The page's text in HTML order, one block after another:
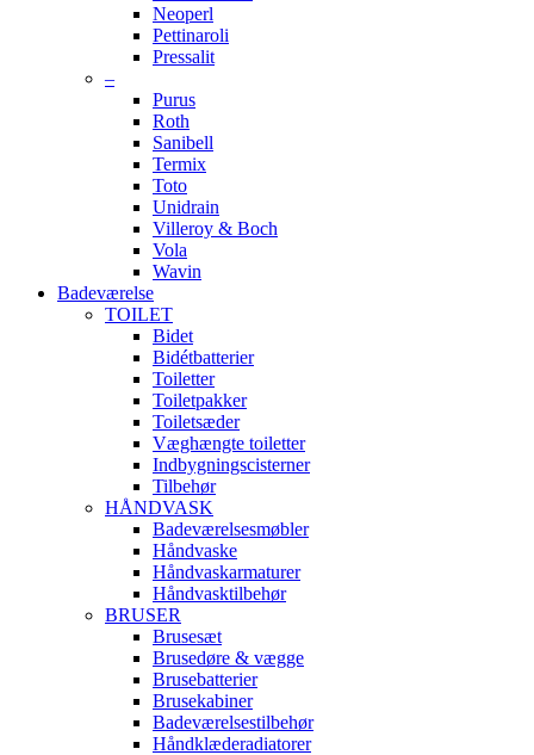
Neoperl
Pettinaroli
Pressalit
–
Purus
Roth
Sanibell
Termix
Toto
Unidrain
Villeroy & Boch
Vola
Wavin
Badeværelse
TOILET
Bidet
Bidétbatterier
Toiletter
Toiletpakker
Toiletsæder
Væghængte toiletter
Indbygningscisterner
Tilbehør
HÅNDVASK
Badeværelsesmøbler
Håndvaske
Håndvaskarmaturer
Håndvasktilbehør
BRUSER
Brusesæt
Brusedøre & vægge
Brusebatterier
Brusekabiner
Badeværelsestilbehør
Håndklæderadiatorer